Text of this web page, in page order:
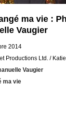
ma vie :
Vaugier
2014
Productions Ltd. /
Vaugier
ma vie